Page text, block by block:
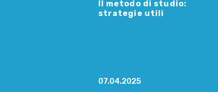
Il metodo di studio:
strategie utili
07.04.2025